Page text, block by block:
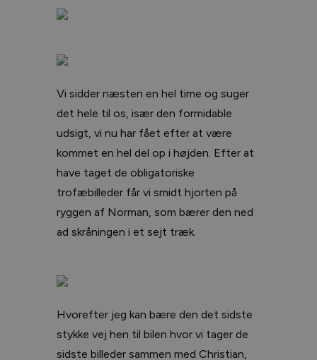
Vi sidder næsten en hel time og suger
det hele til os, især den formidable
udsigt, vi nu har fået efter at være
kommet en hel del op i højden. Efter at
have taget de obligatoriske
trofæbilleder får vi smidt hjorten på
ryggen af Norman, som bærer den ned
ad skråningen i et sejt træk.
Hvorefter jeg kan bære den det sidste
stykke vej hen til bilen hvor vi tager de
sidste billeder sammen med Christian,